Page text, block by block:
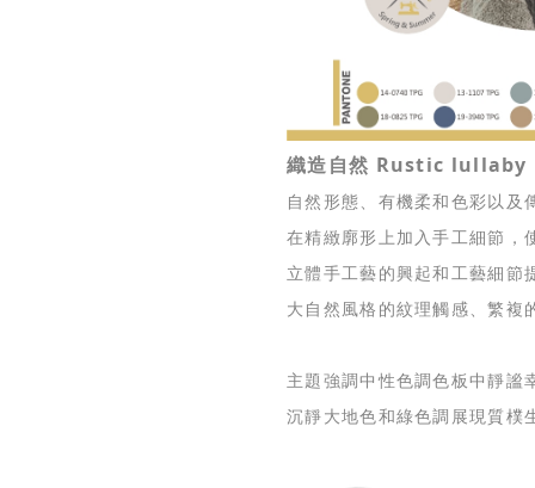
織造自然 Rustic lullaby
自然形態、有機柔和色彩以及
在精緻廓形上加入手工細節，
立體手工藝的興起和工藝細節
大自然風格的紋理觸感、繁複
主題強調中性色調色板中靜謐
沉靜大地色和綠色調展現質樸